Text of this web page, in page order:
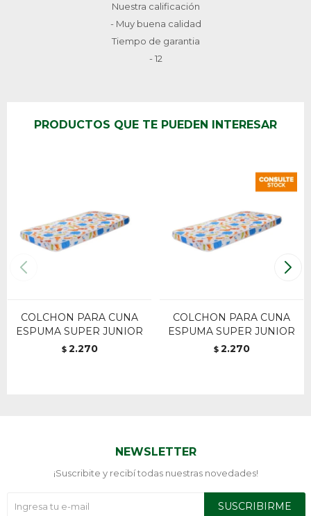
Nuestra calificación
- Muy buena calidad
Tiempo de garantia
- 12
PRODUCTOS QUE TE PUEDEN INTERESAR
COLCHON PARA CUNA
ESPUMA SUPER JUNIOR
$ 2.270
COLCHON PARA CUNA
ESPUMA SUPER JUNIOR
$ 2.270
NEWSLETTER
¡Suscribite y recibí todas nuestras novedades!
SUSCRIBIRME